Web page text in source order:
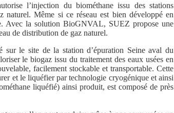
l’injection du biométhane issu des stations
naturel. Même si ce réseau est bien développé en
Avec la solution BioGNVAL, SUEZ propose une
de distribution de gaz naturel.
le site de la station d’épuration Seine aval du
le biogaz issu du traitement des eaux usées en
facilement stockable et transportable. Cette
et le liquéfier par technologie cryogénique et ainsi
liquéfié) ainsi produit, est composé de près